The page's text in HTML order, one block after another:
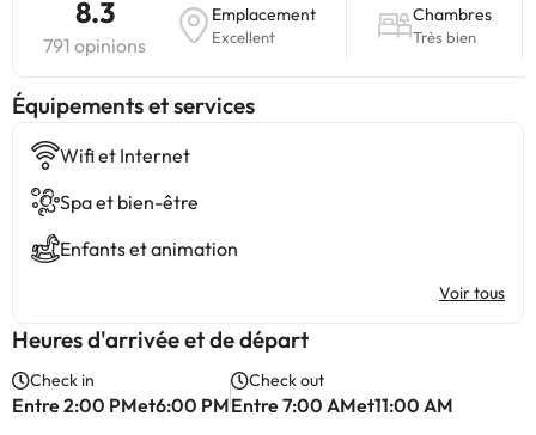
8.3
791 opinions
Emplacement
Excellent
Chambres
Très bien
​Équipements et services
Wifi et Internet
Spa et bien-être
Enfants et animation
Voir tous
Heures d'arrivée et de départ
Check in
Entre 2:00 PMet6:00 PM
Check out
Entre 7:00 AMet11:00 AM